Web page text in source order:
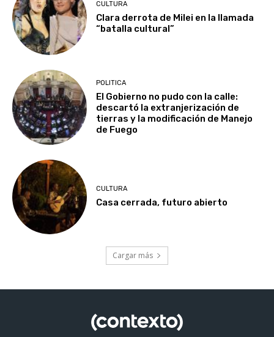
CULTURA
Clara derrota de Milei en la llamada
“batalla cultural”
POLITICA
El Gobierno no pudo con la calle:
descartó la extranjerización de
tierras y la modificación de Manejo
de Fuego
CULTURA
Casa cerrada, futuro abierto
Cargar más